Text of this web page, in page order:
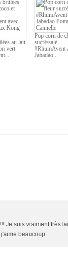
au lait
vert
Pop corn de
sucré/salé
#RhumAvent
Jabadao...
Je suis vraiment très
beaucoup.